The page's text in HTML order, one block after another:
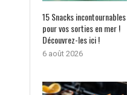
15 Snacks incontournables
pour vos sorties en mer !
Découvrez-les ici !
6 août 2026